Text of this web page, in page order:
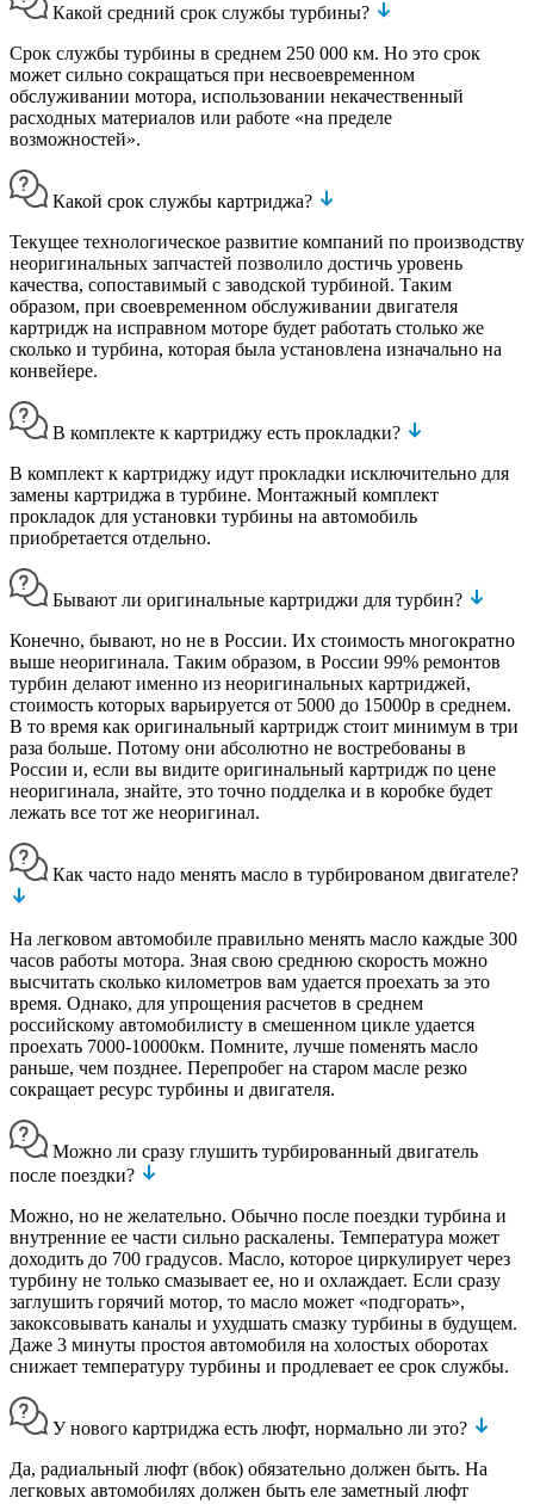
Какой средний срок службы турбины?
Срок службы турбины в среднем 250 000 км. Но это срок
может сильно сокращаться при несвоевременном
обслуживании мотора, использовании некачественный
расходных материалов или работе «на пределе
возможностей».
Какой срок службы картриджа?
Текущее технологическое развитие компаний по производству
неоригинальных запчастей позволило достичь уровень
качества, сопоставимый с заводской турбиной. Таким
образом, при своевременном обслуживании двигателя
картридж на исправном моторе будет работать столько же
сколько и турбина, которая была установлена изначально на
конвейере.
В комплекте к картриджу есть прокладки?
В комплект к картриджу идут прокладки исключительно для
замены картриджа в турбине. Монтажный комплект
прокладок для установки турбины на автомобиль
приобретается отдельно.
Бывают ли оригинальные картриджи для турбин?
Конечно, бывают, но не в России. Их стоимость многократно
выше неоригинала. Таким образом, в России 99% ремонтов
турбин делают именно из неоригинальных картриджей,
стоимость которых варьируется от 5000 до 15000р в среднем.
В то время как оригинальный картридж стоит минимум в три
раза больше. Потому они абсолютно не востребованы в
России и, если вы видите оригинальный картридж по цене
неоригинала, знайте, это точно подделка и в коробке будет
лежать все тот же неоригинал.
Как часто надо менять масло в турбированом двигателе?
На легковом автомобиле правильно менять масло каждые 300
часов работы мотора. Зная свою среднюю скорость можно
высчитать сколько километров вам удается проехать за это
время. Однако, для упрощения расчетов в среднем
российскому автомобилисту в смешенном цикле удается
проехать 7000-10000км. Помните, лучше поменять масло
раньше, чем позднее. Перепробег на старом масле резко
сокращает ресурс турбины и двигателя.
Можно ли сразу глушить турбированный двигатель
после поездки?
Можно, но не желательно. Обычно после поездки турбина и
внутренние ее части сильно раскалены. Температура может
доходить до 700 градусов. Масло, которое циркулирует через
турбину не только смазывает ее, но и охлаждает. Если сразу
заглушить горячий мотор, то масло может «подгорать»,
закоксовывать каналы и ухудшать смазку турбины в будущем.
Даже 3 минуты простоя автомобиля на холостых оборотах
снижает температуру турбины и продлевает ее срок службы.
У нового картриджа есть люфт, нормально ли это?
Да, радиальный люфт (вбок) обязательно должен быть. На
легковых автомобилях должен быть еле заметный люфт